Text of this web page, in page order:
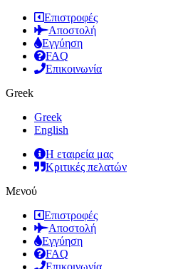
Επιστροφές
Αποστολή
Εγγύηση
FAQ
Επικοινωνία
Greek
Greek
English
Η εταιρεία μας
Κριτικές πελατών
Μενού
Επιστροφές
Αποστολή
Εγγύηση
FAQ
Επικοινωνία